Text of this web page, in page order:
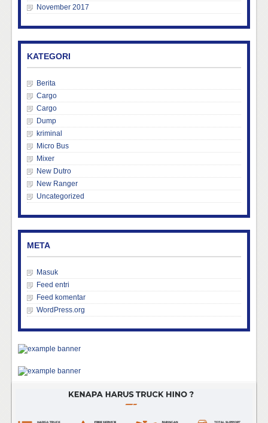
November 2017
KATEGORI
Berita
Cargo
Cargo
Dump
kriminal
Micro Bus
Mixer
New Dutro
New Ranger
Uncategorized
META
Masuk
Feed entri
Feed komentar
WordPress.org